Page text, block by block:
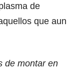
de
que aun
de montar en